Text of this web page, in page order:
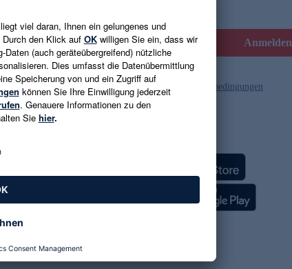
E-Mail-Adresse eingeben Anmelden
Es gelten die Datenschutzrichtlinien und die Gutscheinbedingungen
Rechtliches